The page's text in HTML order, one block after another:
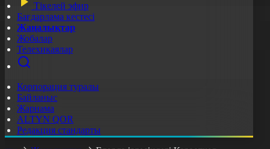
Тікелей эфир
Бағдарлама кестесі
Жаңалықтар
Жобалар
Телехикаялар
Корпорация туралы
Байланыс
Жарнама
ALTYN QOR
Редакция стандарты